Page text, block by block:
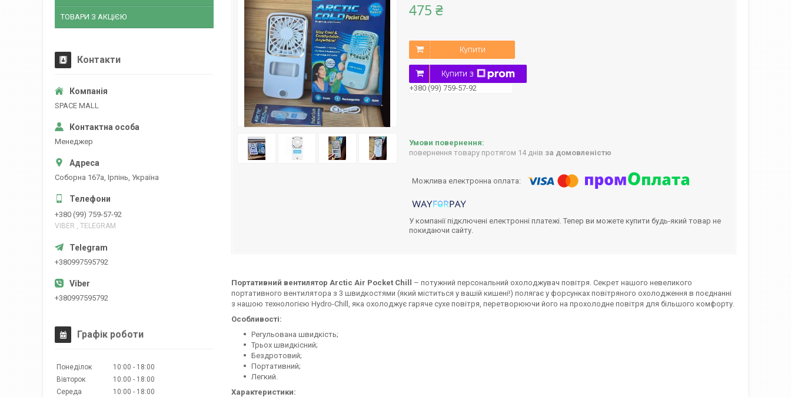
475 ₴
Купити
Купити з
+380 (99) 759-57-92
повернення товару протягом 14 днів за домовленістю
У компанії підключені електронні платежі. Тепер ви можете купити будь-який товар не
покидаючи сайту.
Портативний вентилятор Arctic Air Pocket Chill
– потужний персональний охолоджувач повітря. Секрет нашого невеликого
портативного вентилятора з 3 швидкостями (який міститься у вашій кишені!) полягає у форсунках повітряного охолодження в поєднанні
з нашою технологією Hydro-Chill, яка охолоджує гаряче сухе повітря, перетворюючи його на прохолодне повітря для більшого комфорту.
Особливості:
Регульована швидкість;
Трьох швидкісний;
Бездротовий;
Портативний;
Легкий.
Характеристики:
ТОВАРИ З АКЦіЄЮ
Контакти
SPACE MALL
Менеджер
Соборна 167а, Ірпінь, Україна
+380 (99) 759-57-92
VIBER , TELEGRAM
+380997595792
+380997595792
Графік роботи
Понеділок 10:00
18:00
Вівторок
10:00
18:00
Середа
10:00
18:00